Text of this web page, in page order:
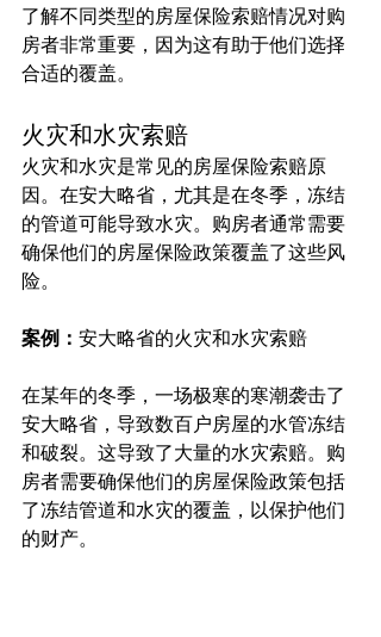
了解不同类型的房屋保险索赔情况对购
房者非常重要，因为这有助于他们选择
合适的覆盖。
火灾和水灾索赔
火灾和水灾是常见的房屋保险索赔原
因。在安大略省，尤其是在冬季，冻结
的管道可能导致水灾。购房者通常需要
确保他们的房屋保险政策覆盖了这些风
险。
案例： 安大略省的火灾和水灾索赔
在某年的冬季，一场极寒的寒潮袭击了
安大略省，导致数百户房屋的水管冻结
和破裂。这导致了大量的水灾索赔。购
房者需要确保他们的房屋保险政策包括
了冻结管道和水灾的覆盖，以保护他们
的财产。